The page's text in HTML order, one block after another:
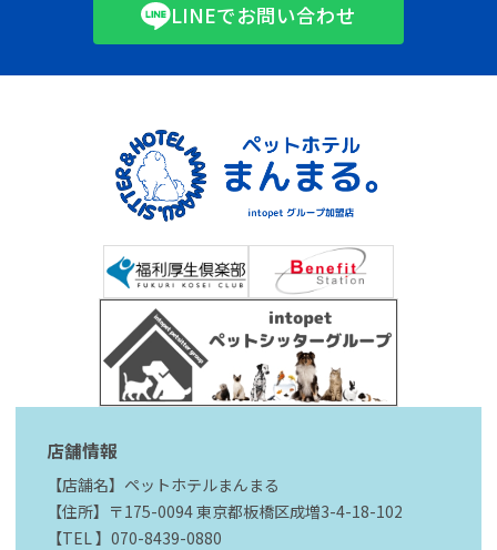
LINEでお問い合わせ
店舗情報
【店舗名】ペットホテルまんまる
【住所】〒175-0094 東京都板橋区成増3-4-18-102
【TEL 】070-8439-0880